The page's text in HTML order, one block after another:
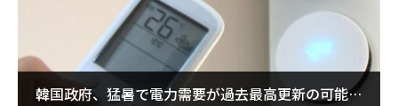
韓国政府、猛暑で電力需要が過去最高更新の可能性